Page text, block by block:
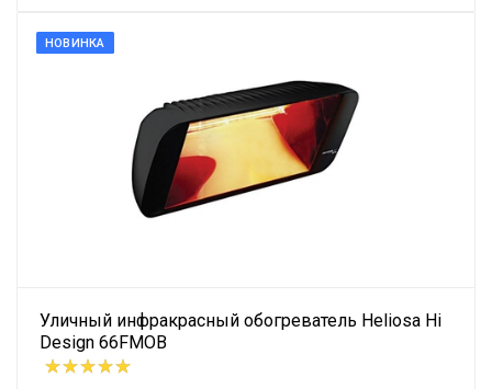
НОВИНКА
Уличный инфракрасный обогреватель Heliosa Hi
Design 66FMOB